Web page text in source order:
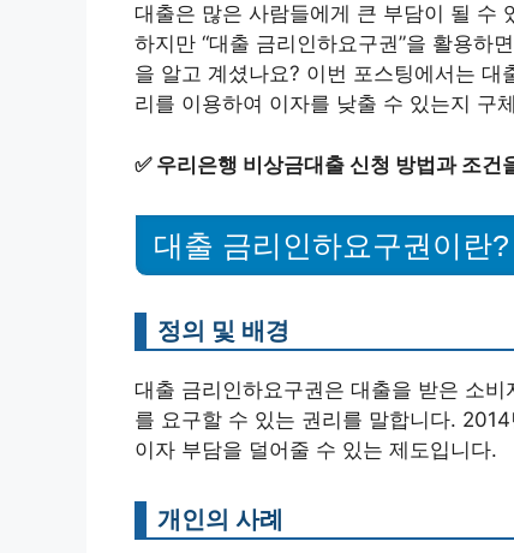
대출은 많은 사람들에게 큰 부담이 될 수
하지만 “대출 금리인하요구권”을 활용하
을 알고 계셨나요? 이번 포스팅에서는
리를 이용하여 이자를 낮출 수 있는지 구
✅ 우리은행 비상금대출 신청 방법과 조건
대출 금리인하요구권이란?
정의 및 배경
대출 금리인하요구권은 대출을 받은 소
를 요구할 수 있는 권리를 말합니다.
이자 부담을 덜어줄 수 있는 제도입니다.
개인의 사례